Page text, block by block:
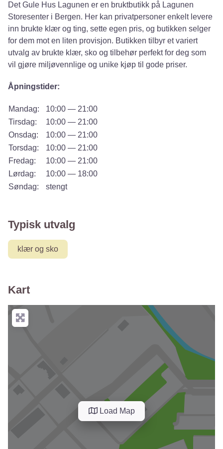
Det Gule Hus Lagunen er en bruktbutikk på Lagunen
Storesenter i Bergen. Her kan privatpersoner enkelt levere
inn brukte klær og ting, sette egen pris, og butikken selger
for dem mot en liten provisjon. Butikken tilbyr et variert
utvalg av brukte klær, sko og tilbehør perfekt for deg som
vil gjøre miljøvennlige og unike kjøp til gode priser.
Åpningstider:
Mandag:
10:00 — 21:00
Tirsdag:
10:00 — 21:00
Onsdag:
10:00 — 21:00
Torsdag:
10:00 — 21:00
Fredag:
10:00 — 21:00
Lørdag:
10:00 — 18:00
Søndag:
stengt
Typisk utvalg
klær og sko
Kart
Load Map